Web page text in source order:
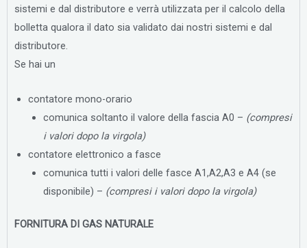
sistemi e dal distributore e verrà utilizzata per il calcolo della
bolletta qualora il dato sia validato dai nostri sistemi e dal
distributore.
Se hai un
contatore mono-orario
comunica soltanto il valore della fascia A0 – (compresi
i valori dopo la virgola)
contatore elettronico a fasce
comunica tutti i valori delle fasce A1,A2,A3 e A4 (se
disponibile) – (compresi i valori dopo la virgola)
FORNITURA DI GAS NATURALE